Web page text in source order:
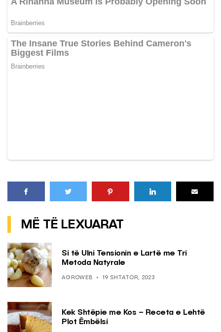
MË TË LEXUARAT
Si të Ulni Tensionin e Lartë me Tri
Metoda Natyrale
AGROWEB 19 SHTATOR, 2023
Kek Shtëpie me Kos – Receta e Lehtë
Plot Ëmbëlsi